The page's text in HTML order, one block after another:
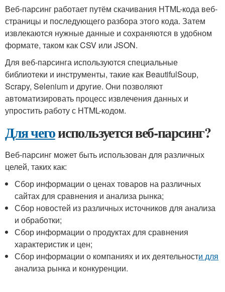
Веб-парсинг работает путём скачивания HTML-кода веб-
страницы и последующего разбора этого кода. Затем
извлекаются нужные данные и сохраняются в удобном
формате, таком как CSV или JSON.
Для веб-парсинга используются специальные
библиотеки и инструменты, такие как BeautifulSoup,
Scrapy, Selenium и другие. Они позволяют
автоматизировать процесс извлечения данных и
упростить работу с HTML-кодом.
Для чегоиспользуется веб-парсинг?
Веб-парсинг может быть использован для различных
целей, таких как:
Сбор информации о ценах товаров на различных
сайтах для сравнения и анализа рынка;
Сбор новостей из различных источников для анализа
и обработки;
Сбор информации о продуктах для сравнения
характеристик и цен;
Сбор информации о компаниях и их деятельности для
анализа рынка и конкуренции.